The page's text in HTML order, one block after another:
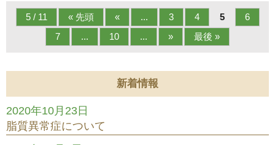
5 / 11 « 先頭 « ... 3 4 5
6
7
... 10 ... » 最後 »
新着情報
脂質異常症について
2020年10月23日